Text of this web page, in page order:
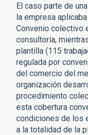
El caso parte de
la empresa
Convenio colectivo
consultoría,
plantilla (115
regulada por
del comercio del
organización
procedimiento
esta cobertura
condiciones de los
a la totalidad de la